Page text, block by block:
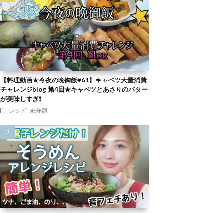
【料理動画★今夜の晩御飯#61】キャベツ大量消費
チャレンジblog 第4回★キャベツとあさりのバター
が美味しすぎ❗
レシピ 未分類